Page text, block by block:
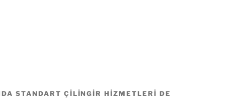
STANDART ÇILINGIR HIZMETLERI DE